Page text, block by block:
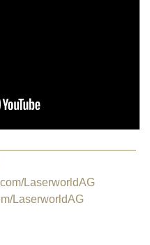
LaserworldAG
LaserworldAG